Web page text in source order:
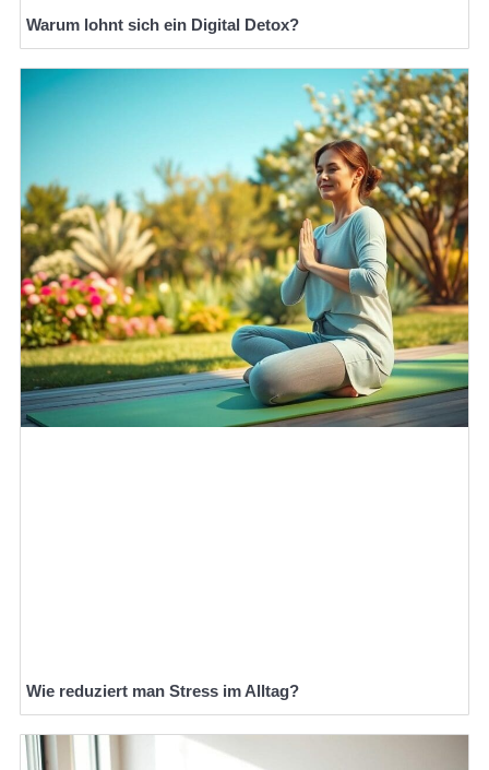
Warum lohnt sich ein Digital Detox?
Wie reduziert man Stress im Alltag?